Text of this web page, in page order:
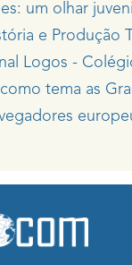
um olhar
e Produção
Logos -
tema as